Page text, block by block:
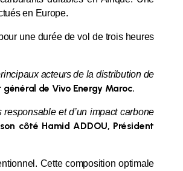
en Europe.
une durée de vol de trois heures
acteurs de la distribution de
de Vivo Energy Maroc.
et d’un impact carbone
côté Hamid ADDOU, Président
Cette composition optimale